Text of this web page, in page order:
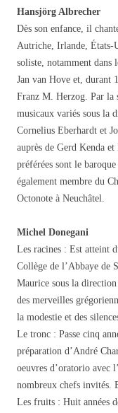
Hansjörg Albrecher
Dès son enfance, il
Autriche, Irlande, États-
soliste, notamment
Jan van Hove et, durant
Franz M. Herzog. Par la
musicaux variés sous la
Cornelius Eberhardt et
auprès de Gerd Kenda
préférées sont le
également membre du
Octonote à Neuchâtel.
Michel Donegani
Les racines : Est atteint
Collège de l’Abbaye de
Maurice sous la
des merveilles
la modestie et des
Le tronc : Passe cinq
préparation d’André
oeuvres d’oratorio avec
nombreux chefs invités.
Les fruits : Huit années